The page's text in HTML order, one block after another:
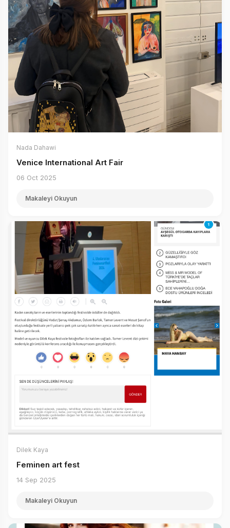
Nada Dahawi
Venice International Art Fair
06 Oct 2025
Makaleyi Okuyun
Dilek Kaya
Feminen art fest
14 Sep 2025
Makaleyi Okuyun